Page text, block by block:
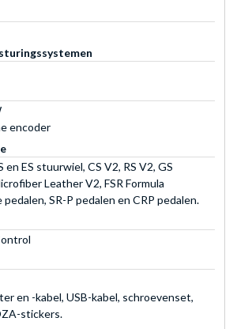
encoder
ES stuurwiel, CS V2, RS V2, GS
Leather V2, FSR Formula
SR-P pedalen en CRP pedalen.
en -kabel, USB-kabel, schroevenset,
stickers.